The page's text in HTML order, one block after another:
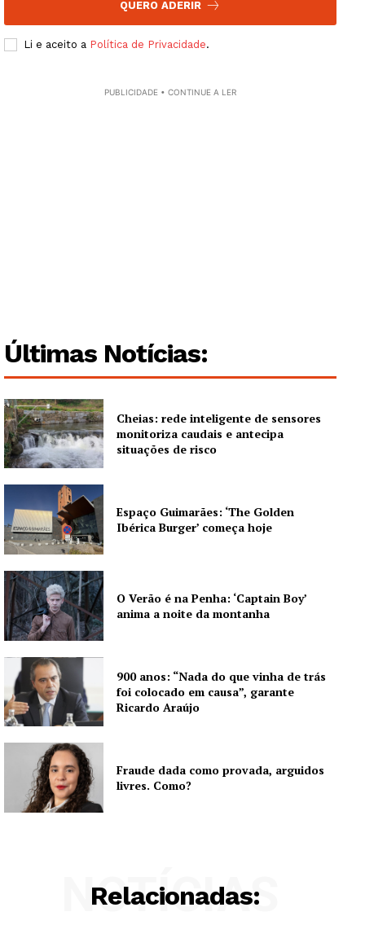
Institucional
QUERO ADERIR
Li e aceito a Política de Privacidade.
PUBLICIDADE • CONTINUE A LER
Últimas Notícias:
Cheias: rede inteligente de sensores
monitoriza caudais e antecipa
situações de risco
Espaço Guimarães: ‘The Golden
Ibérica Burger’ começa hoje
O Verão é na Penha: ‘Captain Boy’
anima a noite da montanha
900 anos: “Nada do que vinha de trás
foi colocado em causa”, garante
Ricardo Araújo
Fraude dada como provada, arguidos
livres. Como?
Relacionadas:
NOTÍCIAS